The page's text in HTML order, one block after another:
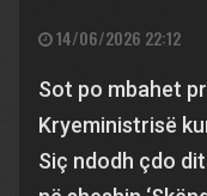
14/06/2026 22:12
Sot po mbahet
Kryeministrisë
Siç ndodh çdo